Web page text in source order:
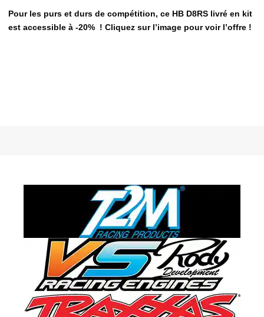
Pour les purs et durs de compétition, ce HB D8RS livré en kit
est accessible à -20% ! Cliquez sur l’image pour voir l’offre !